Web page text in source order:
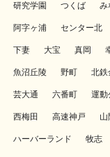
研究学園 つくば み
阿字ヶ浦 センター北
下妻 大宝 真岡
魚沼丘陵 野町 北鉄
芸大通 六番町 運動
西梅田 高速神戸 山
ハーバーランド 牧志